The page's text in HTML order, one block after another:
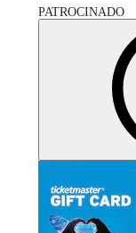
PATROCINADO